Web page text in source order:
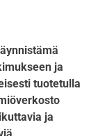
ja
tuotetulla
ja